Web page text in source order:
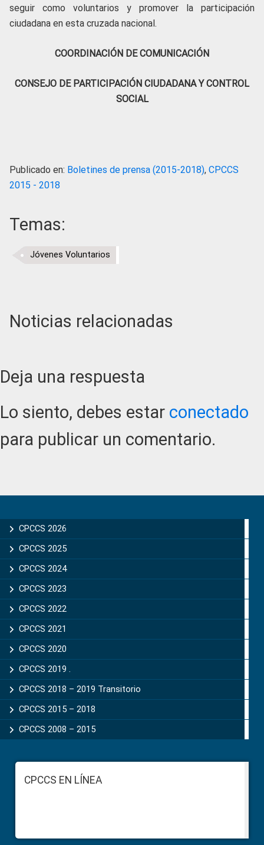
seguir como voluntarios y promover la participación
ciudadana en esta cruzada nacional.
COORDINACIÓN DE COMUNICACIÓN
CONSEJO DE PARTICIPACIÓN CIUDADANA Y CONTROL
SOCIAL
Publicado en: Boletines de prensa (2015-2018), CPCCS
2015 - 2018
Temas:
Jóvenes Voluntarios
Noticias relacionadas
Reader
Interactions
Deja una respuesta
Lo siento, debes estar conectado
para publicar un comentario.
Sidebar
CPCCS 2026
CPCCS 2025
CPCCS 2024
CPCCS 2023
CPCCS 2022
CPCCS 2021
CPCCS 2020
CPCCS 2019 .
CPCCS 2018 – 2019 Transitorio
CPCCS 2015 – 2018
CPCCS 2008 – 2015
FooterCPCCS EN LÍNEA